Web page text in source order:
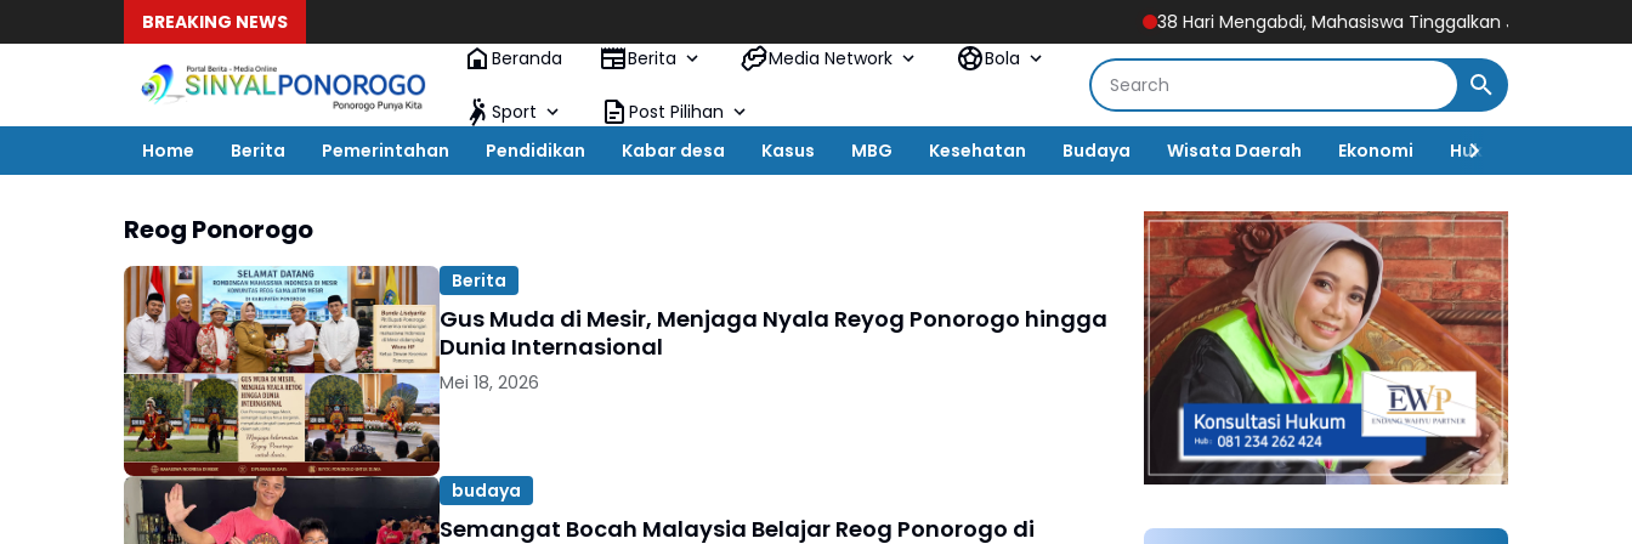
BREAKING NEWS
38 Hari Mengabdi, Mahasiswa Tinggalkan Jejak Besar di Wagirlor:
Beranda
Berita Media Network Bola
Sport
Post Pilihan
Home
Berita Pemerintahan Pendidikan Kabar desa Kasus MBG Kesehatan Budaya Wisata Daerah Ekonomi Hukum & Kriminal
Reog Ponorogo
Berita
Gus Muda di Mesir, Menjaga Nyala Reyog Ponorogo hingga
Dunia Internasional
Mei 18, 2026
budaya
Semangat Bocah Malaysia Belajar Reog Ponorogo di